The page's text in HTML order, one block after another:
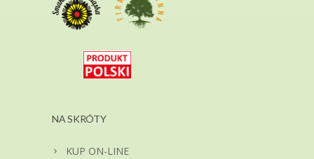
NA SKRÓTY
KUP ON-LINE